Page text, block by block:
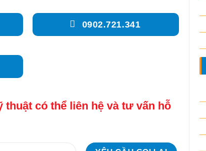
0902.721.341
thuật có thể liên hệ và tư vấn hỗ